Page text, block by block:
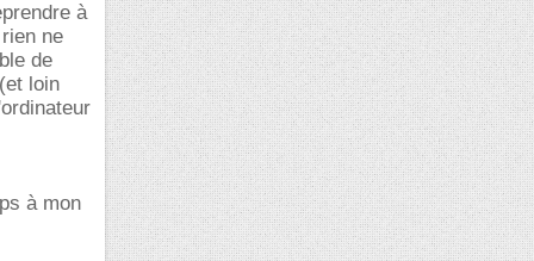
à
ne
de
loin
à mon